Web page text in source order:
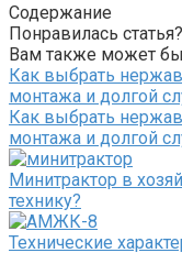
Содержание
Понравилась
Вам также может
Как выбрать
монтажа и долгой
Как выбрать
монтажа и долгой
Минитрактор в
технику?
Технические